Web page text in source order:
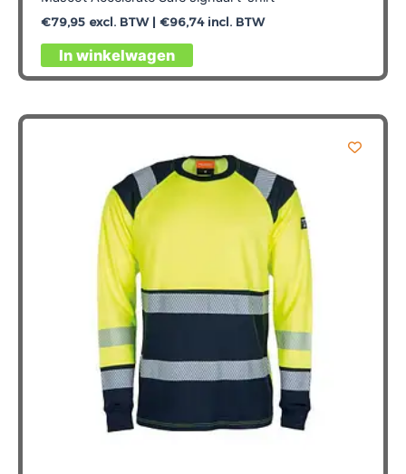
€79,95excl. BTW | €96,74incl. BTW
In winkelwagen
Dit
product
meerdere
Deze
optie
gekozen
de
productpagina